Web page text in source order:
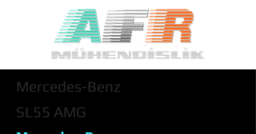
Mercedes-Benz
SL55 AMG